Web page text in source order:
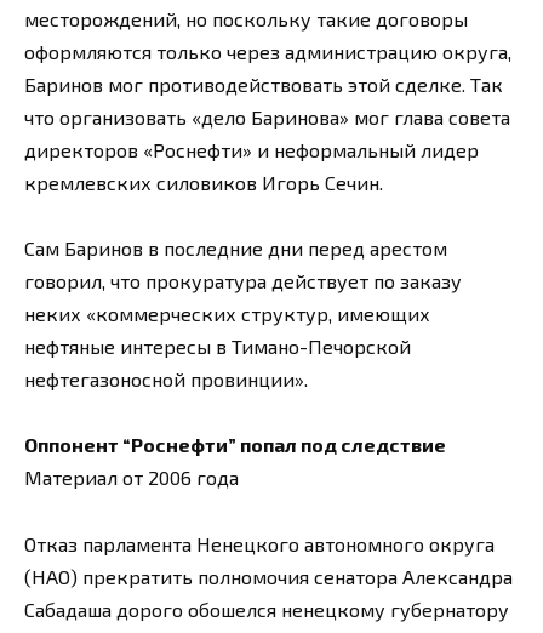
месторождений, но поскольку такие договоры
оформляются только через администрацию округа,
Баринов мог противодействовать этой сделке. Так
что организовать «дело Баринова» мог глава совета
директоров «Роснефти» и неформальный лидер
кремлевских силовиков Игорь Сечин.
Сам Баринов в последние дни перед арестом
говорил, что прокуратура действует по заказу
неких «коммерческих структур, имеющих
нефтяные интересы в Тимано-Печорской
нефтегазоносной провинции».
Оппонент “Роснефти” попал под следствие
Материал от 2006 года
Отказ парламента Ненецкого автономного округа
(НАО) прекратить полномочия сенатора Александра
Сабадаша дорого обошелся ненецкому губернатору